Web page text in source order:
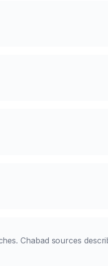
Chabad sources